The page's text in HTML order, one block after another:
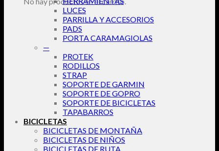
LUCES
PARRILLA Y ACCESORIOS
PADS
PORTA CARAMAGIOLAS
—
PROTEK
RODILLOS
STRAP
SOPORTE DE GARMIN
SOPORTE DE GOPRO
SOPORTE DE BICICLETAS
TAPABARROS
BICICLETAS
BICICLETAS DE MONTAÑA
BICICLETAS DE NIÑOS
BICICLETAS DE RUTA